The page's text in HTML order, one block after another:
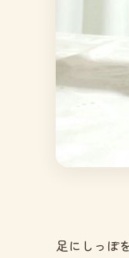
足にしっぽ